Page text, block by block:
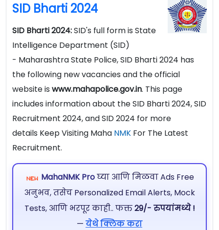
SID Bharti 2024
SID Bharti 2024:SID's full form is State
Intelligence Department (SID)
- Maharashtra State Police, SID Bharti 2024 has
the following new vacancies and the official
website is www.mahapolice.gov.in. This page
includes information about the SID Bharti 2024, SID
Recruitment 2024, and SID 2024 for more
details Keep Visiting Maha NMK For The Latest
Recruitment.
MahaNMK Proघ्या आणि मिळवा Ads Free
अनुभव, तसेच Personalized Email Alerts, Mock
Tests, आणि भरपूर काही.. फक्त29/- रुपयांमध्ये !
— येथे क्लिक करा